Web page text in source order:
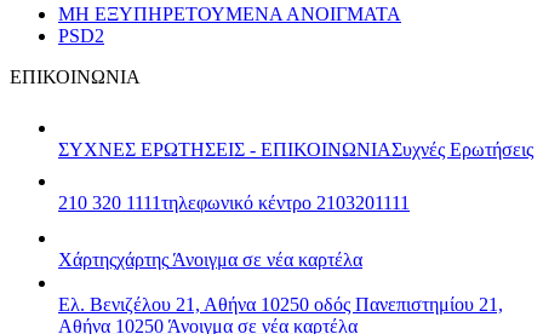
ΜΗ ΕΞΥΠΗΡΕΤΟΥΜΕΝΑ ΑΝΟΙΓΜΑΤΑ
PSD2
ΕΠΙΚΟΙΝΩΝΙΑ
ΣΥΧΝΕΣ ΕΡΩΤΗΣΕΙΣ - ΕΠΙΚΟΙΝΩΝΙΑΣυχνές Ερωτήσεις
210 320 1111τηλεφωνικό κέντρο 2103201111
Χάρτηςχάρτης Άνοιγμα σε νέα καρτέλα
Ελ. Βενιζέλου 21, Αθήνα 10250 οδός Πανεπιστημίου 21,
Αθήνα 10250 Άνοιγμα σε νέα καρτέλα